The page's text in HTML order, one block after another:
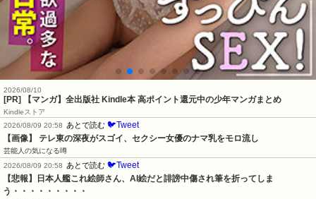
2026/08/10
[PR] 【マンガ】全出版社 Kindle本 高ポイント還元中の少年マンガまとめ
Kindleストア
2026/08/09 20:58
あとで読む 🐦Tweet
【画像】 テレ東の深夜がスゴイ、セクシー女優のナマ乳をモロ流し
芸能人の気になる噂
2026/08/09 20:58
あとで読む 🐦Tweet
【悲報】日本人艦これ絵師さん、AI絵だと誹謗中傷され筆を折ってしま
う・・・・・・・・・